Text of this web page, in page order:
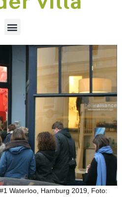
Waterloo, Hamburg 2019, Foto: